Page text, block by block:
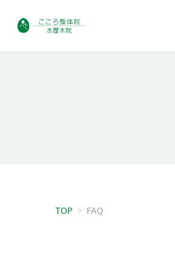
TOP > FAQ